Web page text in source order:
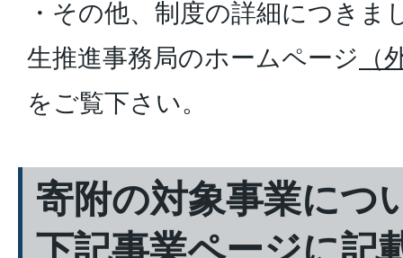
・その他、制度の詳細につきま
生推進事務局のホームページ （
をご覧下さい。
寄附の対象事業につ